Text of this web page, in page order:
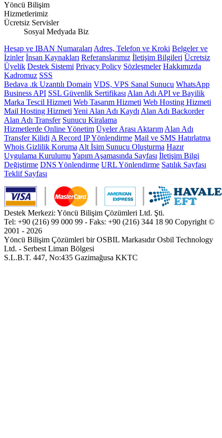
Yöncü Bilişim
Hizmetlerimiz
Ücretsiz Servisler
Sosyal Medyada Biz
Hesap ve IBAN Numaraları Adres, Telefon ve Kroki Belgeler ve
İzinler İnsan Kaynakları Referanslarımız İletişim Bilgileri Ücretsiz
Üyelik Destek Sistemi Privacy Policy Sözleşmeler Hakkımızda
Kadromuz SSS
Bedava .tk Uzantılı Domain VDS, VPS Sanal Sunucu WhatsApp
Business API SSL Güvenlik Sertifikası Alan Adı API ve Bayilik
Marka Tescil Hizmeti Web Tasarım Hizmeti Web Hosting Hizmeti
Mail Hosting Hizmeti Yeni Alan Adı Kaydı Alan Adı Backorder
Alan Adı Transfer Sunucu Kiralama
Hizmetlerde Online Yönetim Üyeler Arası Aktarım Alan Adı
Transfer Kilidi A Record IP Yönlendirme Mail ve SMS Hatırlatma
Whois Gizlilik Koruma Alt İsim Sunucu Oluşturma Hazır
Uygulama Kurulumu Yapım Aşamasında Sayfası İletişim Bilgi
Değiştirme DNS Yönlendirme URL Yönlendirme Satılık Sayfası
Teklif Sayfası
Destek Merkezi: Yöncü Bilişim Çözümleri Ltd. Şti.
Tel: +90 (216) 99 000 99 - Faks: +90 (216) 344 18 90 Copyright ©
2001 - 2026
Yöncü Bilişim Çözümleri bir OSBIL Markasıdır Osbil Technology
Ltd. - Serbest Liman Bölgesi
S.L.B.T. 447, No:435 Gazimağusa KKTC